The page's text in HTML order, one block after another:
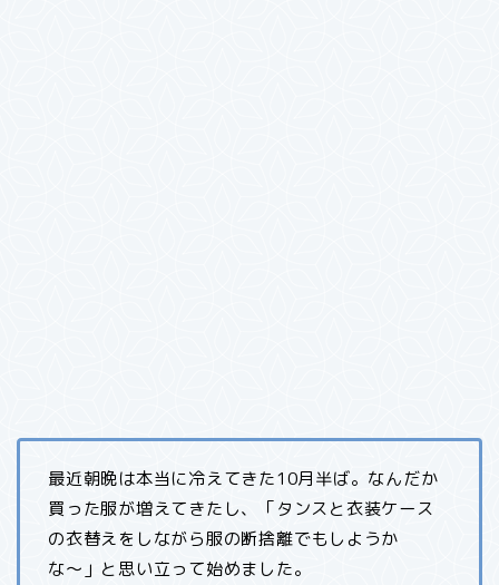
最近朝晩は本当に冷えてきた10月半ば。なんだか
買った服が増えてきたし、「タンスと衣装ケース
の衣替えをしながら服の断捨離でもしようか
な〜」と思い立って始めました。